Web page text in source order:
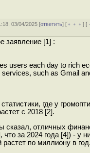
03/04/2025 [ответить] [ ﹢﹢﹢] [
заявление [1] :
users each day to rich
services, such as Gmail
где у
c 2018 [2].
сказал, отличных
что за 2024 года [4]) - у
растет по миллиону в год.